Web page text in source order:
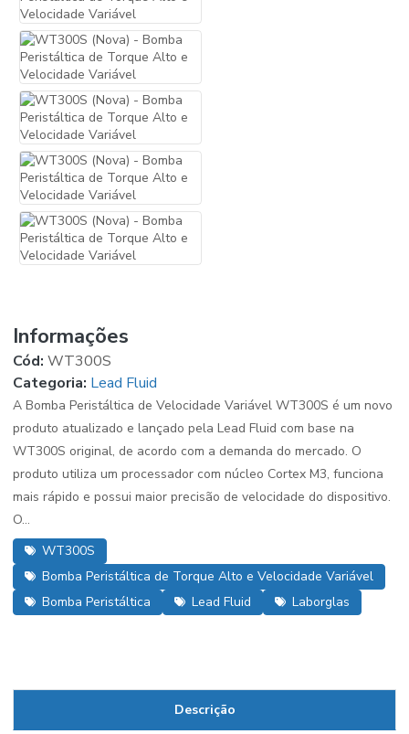
Informações
Cód: WT300S
Categoria: Lead Fluid
A Bomba Peristáltica de Velocidade Variável WT300S é um novo
produto atualizado e lançado pela Lead Fluid com base na
WT300S original, de acordo com a demanda do mercado. O
produto utiliza um processador com núcleo Cortex M3, funciona
mais rápido e possui maior precisão de velocidade do dispositivo.
O...
WT300S
Bomba Peristáltica de Torque Alto e Velocidade Variável
Bomba Peristáltica
Lead Fluid Laborglas
Descrição